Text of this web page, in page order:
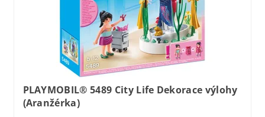
PLAYMOBIL® 5489 City Life Dekorace výlohy
(Aranžérka)